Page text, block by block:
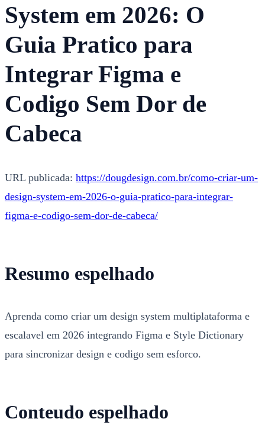
System em 2026: O
Guia Pratico para
Integrar Figma e
Codigo Sem Dor de
Cabeca
URL publicada: https://dougdesign.com.br/como-criar-um-
design-system-em-2026-o-guia-pratico-para-integrar-
figma-e-codigo-sem-dor-de-cabeca/
Resumo espelhado
Aprenda como criar um design system multiplataforma e
escalavel em 2026 integrando Figma e Style Dictionary
para sincronizar design e codigo sem esforco.
Conteudo espelhado